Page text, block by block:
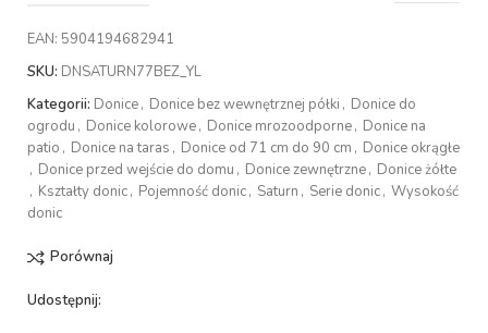
EAN: 5904194682941
SKU: DNSATURN77BEZ_YL
Kategorii: Donice, Donice bez wewnętrznej półki , Donice do
ogrodu , Donice kolorowe, Donice mrozoodporne, Donice na
patio , Donice na taras , Donice od 71 cm do 90 cm , Donice okrągłe
, Donice przed wejście do domu , Donice zewnętrzne, Donice żółte
, Kształty donic, Pojemność donic, Saturn , Serie donic, Wysokość
donic
Porównaj
Udostępnij: